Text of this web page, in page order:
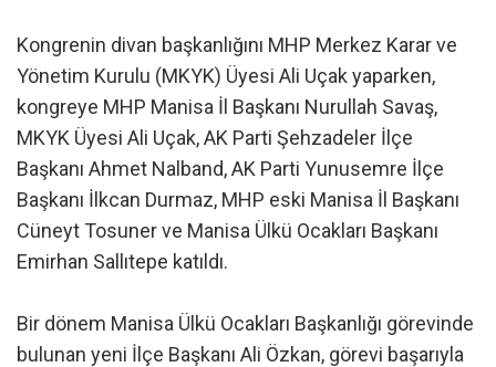
Kongrenin divan başkanlığını MHP Merkez Karar ve
Yönetim Kurulu (MKYK) Üyesi Ali Uçak yaparken,
kongreye MHP Manisa İl Başkanı Nurullah Savaş,
MKYK Üyesi Ali Uçak, AK Parti Şehzadeler İlçe
Başkanı Ahmet Nalband, AK Parti Yunusemre İlçe
Başkanı İlkcan Durmaz, MHP eski Manisa İl Başkanı
Cüneyt Tosuner ve Manisa Ülkü Ocakları Başkanı
Emirhan Sallıtepe katıldı.
Bir dönem Manisa Ülkü Ocakları Başkanlığı görevinde
bulunan yeni İlçe Başkanı Ali Özkan, görevi başarıyla